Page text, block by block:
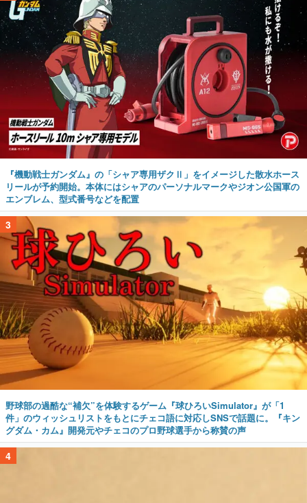
『機動戦士ガンダム』の「シャア専用ザクⅡ」をイメージした散水ホース
リールが予約開始。本体にはシャアのパーソナルマークやジオン公国軍の
エンブレム、型式番号などを配置
3
野球部の過酷な“補欠”を体験するゲーム『球ひろいSimulator』が「1
件」のウィッシュリストをもとにチェコ語に対応しSNSで話題に。『キン
グダム・カム』開発元やチェコのプロ野球選手から称賛の声
4